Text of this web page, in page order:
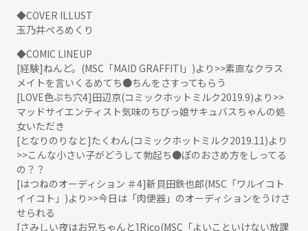
◆COVER ILLUST
玉乃井ぺろめくり
◆COMIC LINEUP
[経験]ねんど。(MSC「MAID GRAFFITI」)より>>素直なクラス
メイトを言いくるめてち●ちんをさすってもらう
[LOVE色ぷち穴4]田辺京(コミックホットミルク2019.9)より>>
マッドサイエンティスト気味のちびっ娘サキュバスちゃんの処
女いただき
[となりのりなと]たくわん(コミックホットミルク2019.11)より
>>こんな小さい子がどうして勃起ち●ぽのおさめ方をしってる
の？？
[はつねのオーディション ＃4]新貝田鉄也郎(MSC「ワルイコト
イイコト」)より>>今日は「肉便器」のオーディションをうけさ
せられる
[さみしい夜はお兄ちゃんと]Rico(MSC「よいこといけない放課